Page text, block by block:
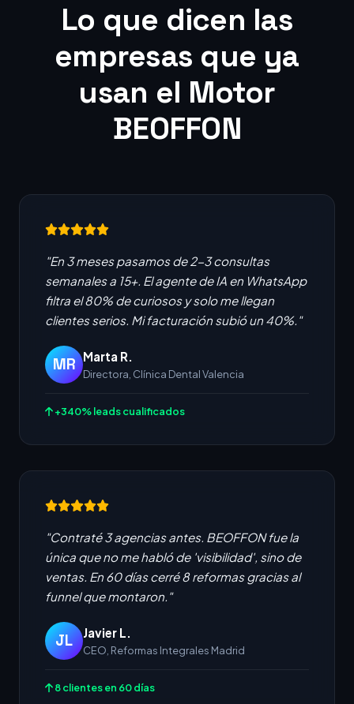
Lo que dicen las
empresas que ya
usan el Motor
BEOFFON
"En 3 meses pasamos de 2-3 consultas
semanales a 15+. El agente de IA en WhatsApp
filtra el 80% de curiosos y solo me llegan
clientes serios. Mi facturación subió un 40%."
MR Marta R.
Directora, Clínica Dental Valencia
+340% leads cualificados
"Contraté 3 agencias antes. BEOFFON fue la
única que no me habló de 'visibilidad', sino de
ventas. En 60 días cerré 8 reformas gracias al
funnel que montaron."
JL Javier L.
CEO, Reformas Integrales Madrid
8 clientes en 60 días